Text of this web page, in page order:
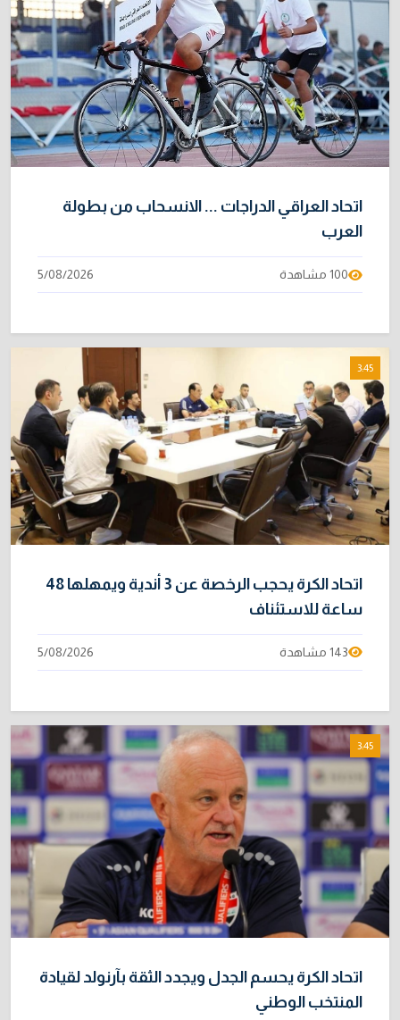
اتحاد العراقي الدراجات ... الانسحاب من بطولة
العرب
100 مشاهدة 5/08/2026
3:45
اتحاد الكرة يحجب الرخصة عن 3 أندية ويمهلها 48
ساعة للاستئناف
143 مشاهدة 5/08/2026
3:45
اتحاد الكرة يحسم الجدل ويجدد الثقة بآرنولد لقيادة
المنتخب الوطني